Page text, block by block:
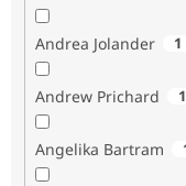
Andrea Jolander 1
Andrew Prichard 1
Angelika Bartram